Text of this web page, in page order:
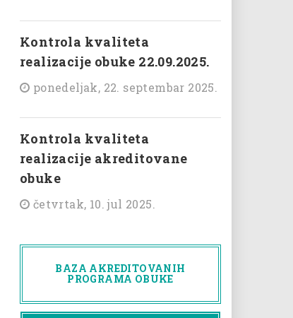
Kontrola kvaliteta
realizacije obuke 22.09.2025.
ponedeljak, 22. septembar 2025.
Kontrola kvaliteta
realizacije akreditovane
obuke
četvrtak, 10. jul 2025.
BAZA AKREDITOVANIH
PROGRAMA OBUKE